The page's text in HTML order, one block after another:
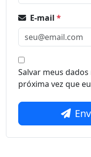
E-mail *
Salvar meus
próxima vez que